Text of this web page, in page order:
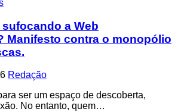
a Web
Manifesto contra o monopólio
Redação
ser um espaço de descoberta,
No entanto, quem…